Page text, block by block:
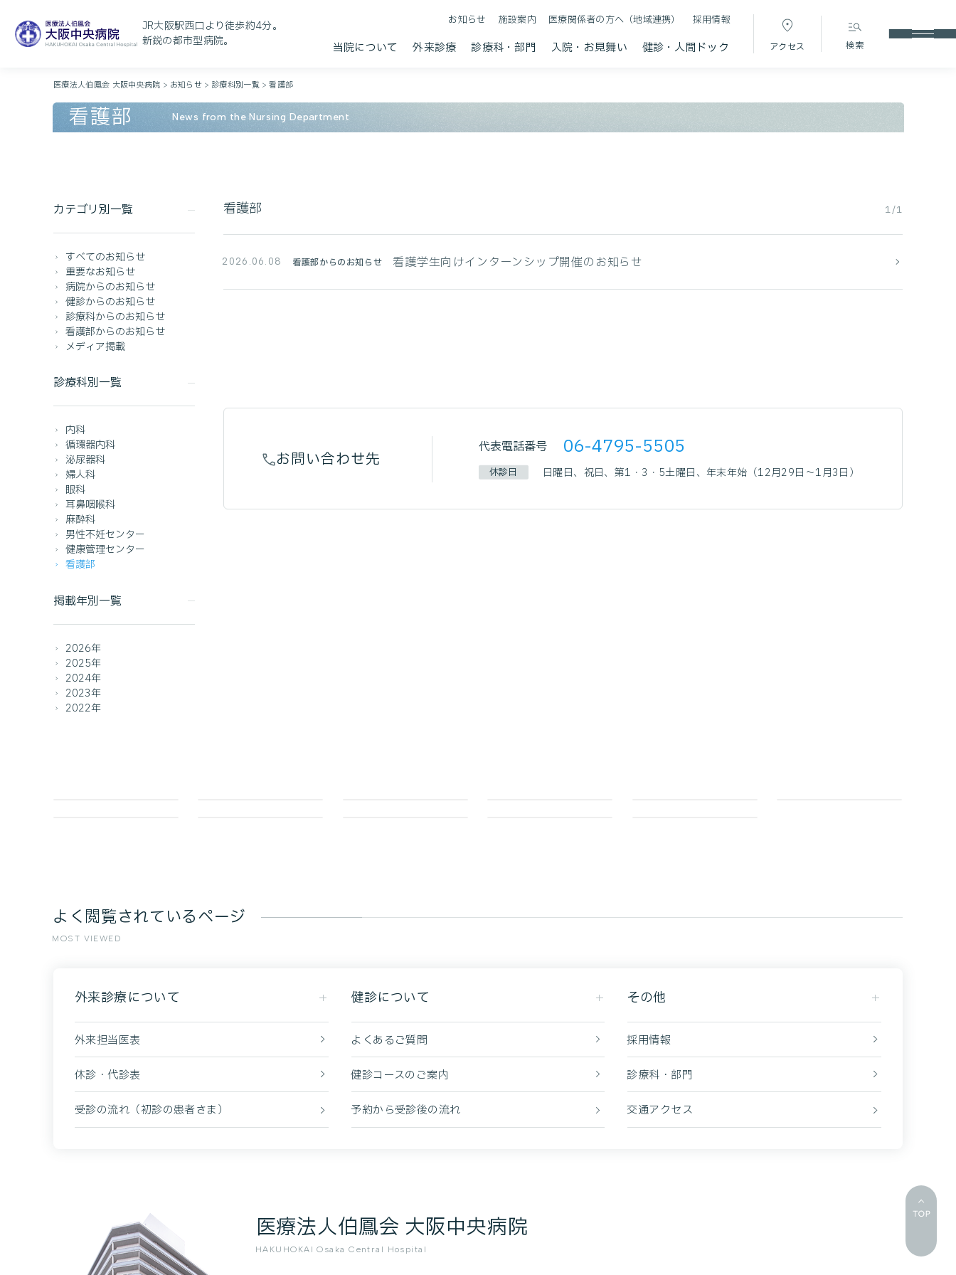
JR大阪駅西口より徒歩約4分。
新鋭の都市型病院。
お知らせ 施設案内 医療関係者の方へ（地域連携） 採用情報
当院について 外来診療 診療科・部門 入院・お見舞い 健診・人間ドック アクセス 検索
医療法人伯鳳会 大阪中央病院 > お知らせ> 診療科別一覧>看護部
看護部 News from the Nursing Department
カテゴリ別一覧
すべてのお知らせ
重要なお知らせ
病院からのお知らせ
健診からのお知らせ
診療科からのお知らせ
看護部からのお知らせ
メディア掲載
診療科別一覧
内科
循環器内科
泌尿器科
婦人科
眼科
耳鼻咽喉科
麻酔科
男性不妊センター
健康管理センター
看護部
掲載年別一覧
2026年
2025年
2024年
2023年
2022年
看護部 1/1
2026.06.08 看護部からのお知らせ 看護学生向けインターンシップ開催のお知らせ
お問い合わせ先
代表電話番号 06-4795-5505
休診日 日曜日、祝日、第1・3・5土曜日、年末年始（12月29日～1月3日）
よく閲覧されているページ
MOST VIEWED
外来診療について
外来担当医表
休診・代診表
受診の流れ（初診の患者さま）
健診について
よくあるご質問
健診コースのご案内
予約から受診後の流れ
その他
採用情報
診療科・部門
交通アクセス
医療法人伯鳳会 大阪中央病院
HAKUHOKAI Osaka Central Hospital